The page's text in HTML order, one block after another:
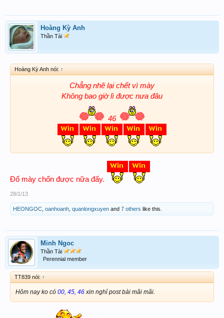
Hoàng Kỳ Anh
Thần Tài
Hoàng Kỳ Anh nói: ↑
Chẳng nhẽ lại chết vì mày
Không bao giờ lì được nưa đâu
46
Đố mày chốn được nữa đấy.
28/1/13
HEONGOC oanhoanh quanlongxuyen and 7 others like this.
Minh Ngoc
Thần Tài
Perennial member
TT839 nói: ↑
Hôm nay ko có 00, 45, 46xin nghỉ post bài mãi mãi.